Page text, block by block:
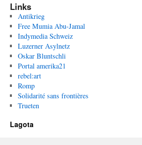
Links
Antikrieg
Free Mumia Abu-Jamal
Indymedia Schweiz
Luzerner Asylnetz
Oskar Bluntschli
Portal amerika21
rebel:art
Romp
Solidarité sans frontières
Trueten
Lagota